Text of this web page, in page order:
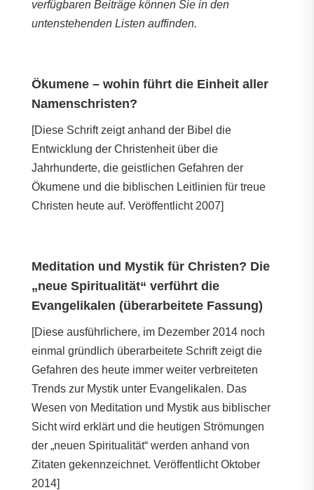
verfügbaren Beiträge können Sie in den
untenstehenden Listen auffinden.
Ökumene – wohin führt die Einheit aller
Namenschristen?
[Diese Schrift zeigt anhand der Bibel die
Entwicklung der Christenheit über die
Jahrhunderte, die geistlichen Gefahren der
Ökumene und die biblischen Leitlinien für treue
Christen heute auf. Veröffentlicht 2007]
Meditation und Mystik für Christen? Die
„neue Spiritualität“ verführt die
Evangelikalen (überarbeitete Fassung)
[Diese ausführlichere, im Dezember 2014 noch
einmal gründlich überarbeitete Schrift zeigt die
Gefahren des heute immer weiter verbreiteten
Trends zur Mystik unter Evangelikalen. Das
Wesen von Meditation und Mystik aus biblischer
Sicht wird erklärt und die heutigen Strömungen
der „neuen Spiritualität“ werden anhand von
Zitaten gekennzeichnet. Veröffentlicht Oktober
2014]